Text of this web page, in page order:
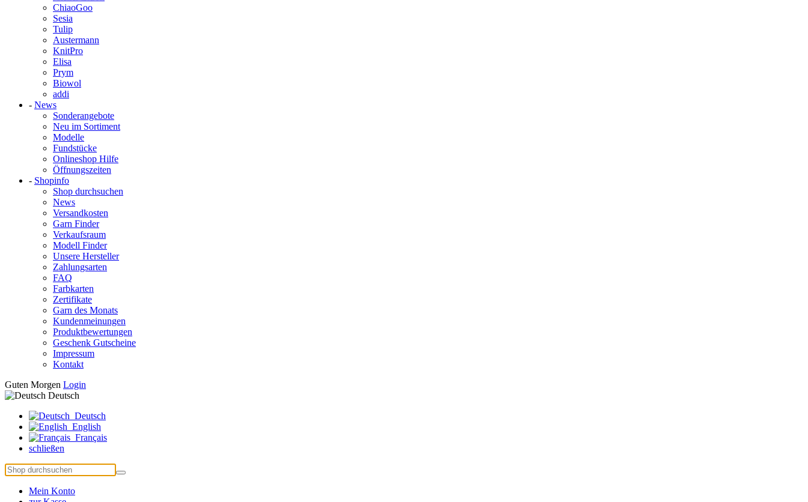
ChiaoGoo
Sesia
Tulip
Austermann
KnitPro
Elisa
Prym
Biowol
addi
- News
Sonderangebote
Neu im Sortiment
Modelle
Fundstücke
Onlineshop Hilfe
Öffnungszeiten
- Shopinfo
Shop durchsuchen
News
Versandkosten
Garn Finder
Verkaufsraum
Modell Finder
Unsere Hersteller
Zahlungsarten
FAQ
Farbkarten
Zertifikate
Garn des Monats
Kundenmeinungen
Produktbewertungen
Geschenk Gutscheine
Impressum
Kontakt
Guten Morgen Login
Deutsch
Deutsch
English
Français
schließen
Mein Konto